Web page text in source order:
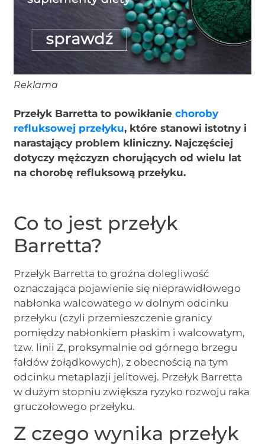
Reklama
Przełyk Barretta to powikłaniechoroby
refluksowej przełyku, które stanowi istotny i
narastający problem kliniczny. Najczęściej
dotyczy mężczyzn chorujących od wielu lat
na chorobę refluksową przełyku.
Co to jest przełyk
Barretta?
Przełyk Barretta to groźna dolegliwość
oznaczająca pojawienie się nieprawidłowego
nabłonka walcowatego w dolnym odcinku
przełyku (czyli przemieszczenie granicy
pomiędzy nabłonkiem płaskim i walcowatym,
tzw. linii Z, proksymalnie od górnego brzegu
fałdów żołądkowych), z obecnością na tym
odcinku metaplazji jelitowej. Przełyk Barretta
w dużym stopniu zwiększa ryzyko rozwoju raka
gruczołowego przełyku.
Z czego wynika przełyk